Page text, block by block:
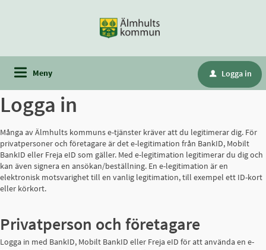
Meny u Logga in
Logga in
Många av Älmhults kommuns e-tjänster kräver att du legitimerar dig. För
privatpersoner och företagare är det e-legitimation från BankID, Mobilt
BankID eller Freja eID som gäller. Med e-legitimation legitimerar du dig och
kan även signera en ansökan/beställning. En e-legitimation är en
elektronisk motsvarighet till en vanlig legitimation, till exempel ett ID-kort
eller körkort.
Privatperson och företagare
Logga in med BankID, Mobilt BankID eller Freja eID för att använda en e-